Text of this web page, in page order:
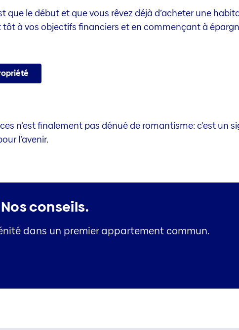
que le début et que vous rêvez déjà d’acheter une
à vos objectifs financiers et en commençant à
n’est finalement pas dénué de romantisme: c’est un
l’avenir.
Nos conseils.
dans un premier appartement commun.